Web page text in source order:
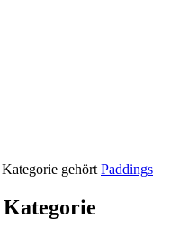
gehört Paddings